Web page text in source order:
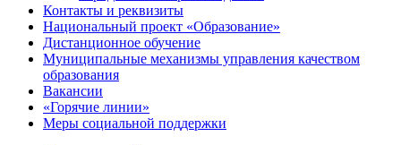
Контакты и реквизиты
Национальный проект «Образование»
Дистанционное обучение
Муниципальные механизмы управления качеством
образования
Вакансии
«Горячие линии»
Меры социальной поддержки